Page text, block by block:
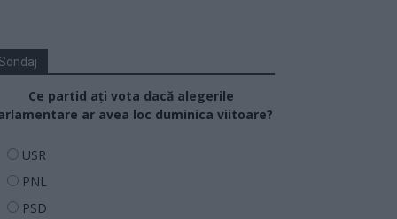
Ce partid ați vota dacă alegerile
ar avea loc duminica viitoare?
USR
PNL
PSD